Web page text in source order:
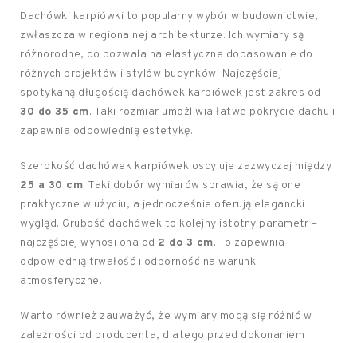
Dachówki karpiówki to popularny wybór w budownictwie,
zwłaszcza w regionalnej architekturze. Ich wymiary są
różnorodne, co pozwala na elastyczne dopasowanie do
różnych projektów i stylów budynków. Najczęściej
spotykaną długością dachówek karpiówek jest zakres od
30 do 35 cm. Taki rozmiar umożliwia łatwe pokrycie dachu i
zapewnia odpowiednią estetykę.
Szerokość dachówek karpiówek oscyluje zazwyczaj między
25 a 30 cm. Taki dobór wymiarów sprawia, że są one
praktyczne w użyciu, a jednocześnie oferują elegancki
wygląd. Grubość dachówek to kolejny istotny parametr –
najczęściej wynosi ona od 2 do 3 cm. To zapewnia
odpowiednią trwałość i odporność na warunki
atmosferyczne.
Warto również zauważyć, że wymiary mogą się różnić w
zależności od producenta, dlatego przed dokonaniem